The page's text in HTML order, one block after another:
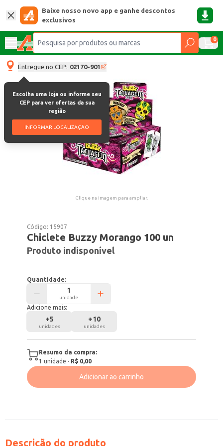
Baixe nosso novo app e ganhe descontos
exclusivos
0
Entregue no CEP: 02170-901
Escolha uma loja ou informe seu
CEP para ver ofertas da sua
região
INFORMAR LOCALIZAÇÃO
Clique na imagem para ampliar.
Código: 15907
Chiclete Buzzy Morango 100 un
Produto indisponível
Quantidade:
unidade
Adicione mais:
+5
unidades
+10
unidades
Resumo da compra:
1 unidade · R$ 0,00
Adicionar ao carrinho
Descrição do produto